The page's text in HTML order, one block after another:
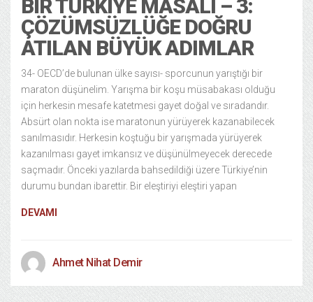
BIR TÜRKIYE MASALI – 3:
ÇÖZÜMSÜZLÜĞE DOĞRU
ATILAN BÜYÜK ADIMLAR
34- OECD’de bulunan ülke sayısı- sporcunun yarıştığı bir
maraton düşünelim. Yarışma bir koşu müsabakası olduğu
için herkesin mesafe katetmesi gayet doğal ve sıradandır.
Absürt olan nokta ise maratonun yürüyerek kazanabilecek
sanılmasıdır. Herkesin koştuğu bir yarışmada yürüyerek
kazanılması gayet imkansız ve düşünülmeyecek derecede
saçmadır. Önceki yazılarda bahsedildiği üzere Türkiye’nin
durumu bundan ibarettir. Bir eleştiriyi eleştiri yapan
DEVAMI
Ahmet Nihat Demir